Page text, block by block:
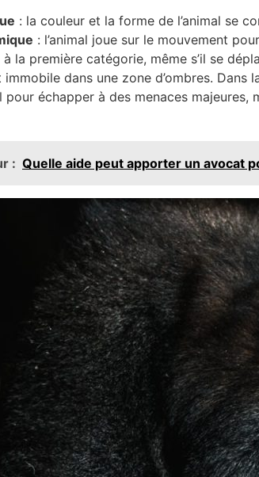
: la couleur et la forme de l’animal se
: l’animal joue sur le mouvement
la première catégorie, même s’il se
dans une zone d’ombres.
pour échapper à des menaces
: Quelle aide peut apporter un avocat